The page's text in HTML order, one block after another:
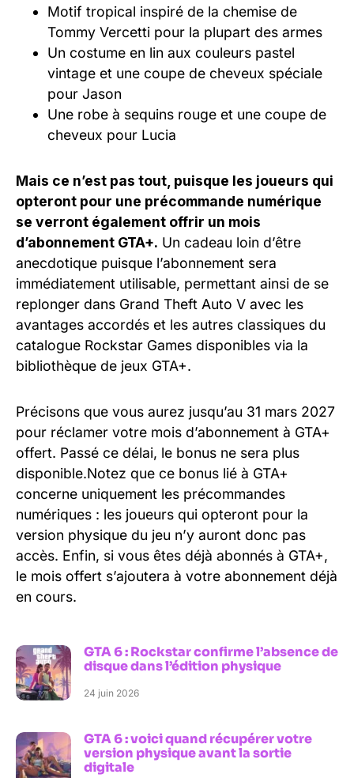
Motif tropical inspiré de la chemise de
Tommy Vercetti pour la plupart des armes
Un costume en lin aux couleurs pastel
vintage et une coupe de cheveux spéciale
pour Jason
Une robe à sequins rouge et une coupe de
cheveux pour Lucia
Mais ce n’est pas tout, puisque les joueurs qui
opteront pour une précommande numérique
se verront également offrir un mois
d’abonnement GTA+. Un cadeau loin d’être
anecdotique puisque l’abonnement sera
immédiatement utilisable, permettant ainsi de se
replonger dans Grand Theft Auto V avec les
avantages accordés et les autres classiques du
catalogue Rockstar Games disponibles via la
bibliothèque de jeux GTA+.
Précisons que vous aurez jusqu’au 31 mars 2027
pour réclamer votre mois d’abonnement à GTA+
offert. Passé ce délai, le bonus ne sera plus
disponible.Notez que ce bonus lié à GTA+
concerne uniquement les précommandes
numériques : les joueurs qui opteront pour la
version physique du jeu n’y auront donc pas
accès. Enfin, si vous êtes déjà abonnés à GTA+,
le mois offert s’ajoutera à votre abonnement déjà
en cours.
GTA 6 : Rockstar confirme l’absence de
disque dans l’édition physique
24 juin 2026
GTA 6 : voici quand récupérer votre
version physique avant la sortie
digitale